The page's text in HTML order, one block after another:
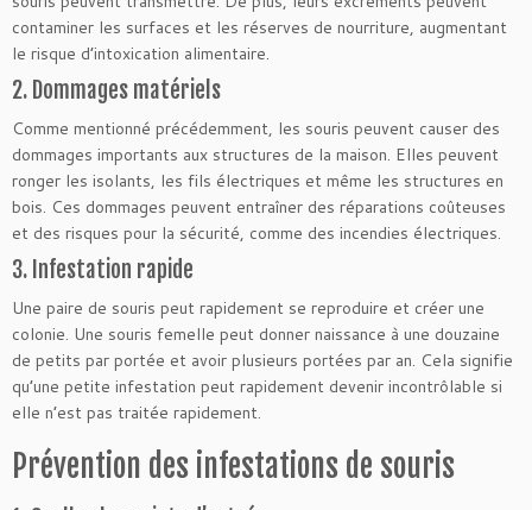
contaminer les surfaces et les réserves de nourriture, augmentant
le risque d’intoxication alimentaire.
2. Dommages matériels
Comme mentionné précédemment, les souris peuvent causer des
dommages importants aux structures de la maison. Elles peuvent
ronger les isolants, les fils électriques et même les structures en
bois. Ces dommages peuvent entraîner des réparations coûteuses
et des risques pour la sécurité, comme des incendies électriques.
3. Infestation rapide
Une paire de souris peut rapidement se reproduire et créer une
colonie. Une souris femelle peut donner naissance à une douzaine
de petits par portée et avoir plusieurs portées par an. Cela signifie
qu’une petite infestation peut rapidement devenir incontrôlable si
elle n’est pas traitée rapidement.
Prévention des infestations de souris